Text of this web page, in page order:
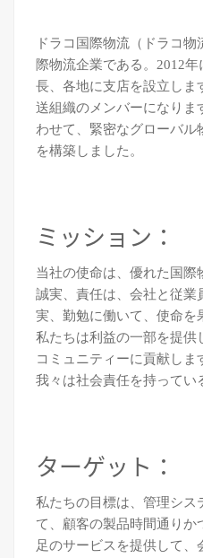
ドラコ国際物流（ドラコ
際物流企業である。2012
長、各地に支店を設立しま
送組織のメンバーになりま
わせて、緊密なグローバル
を構築しました。
ミッション：
当社の使命は、優れた国際
誠実、責任は、会社と従業
実、勤勉に働いて、使命を
私たちは利益の一部を提供
コミュニティーに貢献しま
我々は社会責任を持ってい
ターゲット：
私たちの目標は、管理シス
て、顧客の製品時間通り
足のサービスを提供して、